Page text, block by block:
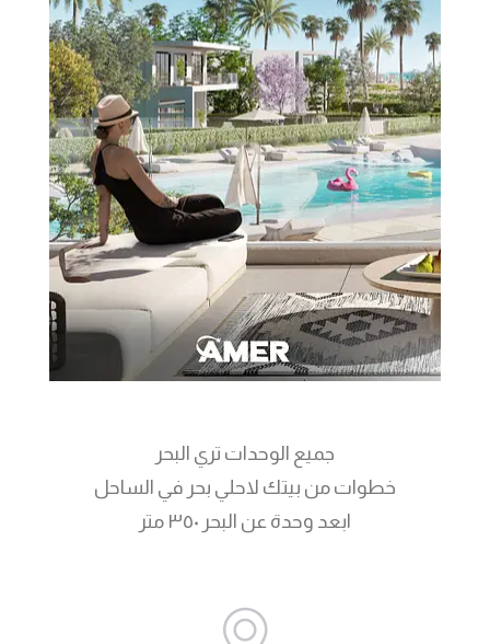
جميع الوحدات تري البحر
خطوات من بيتك لاحلي بحر في الساحل
ابعد وحدة عن البحر ٣٥٠ متر